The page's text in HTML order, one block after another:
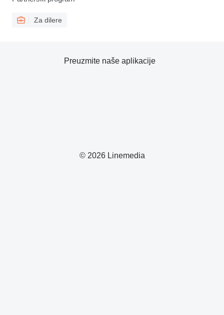
Za dilere
© 2026 Linemedia
Preuzmite naše aplikacije